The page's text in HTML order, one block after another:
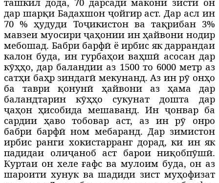
дар шарқи Бадахшон ҷойгир аст. Дар асл ин
70 % ҳудуди Тоҷикистон ва тақрибан 3%
мавзеи муосири ҷаҳонии ин ҳайвони нодир
мебошад. Бабри барфӣ ё ирбис як даррандаи
калон буда, ин гурбаҳои ваҳшӣ асосан дар
кӯҳҳо, дар баландии аз 1500 то 6000 метр аз
сатҳи баҳр зиндагӣ мекунанд. Аз ин рӯ онҳо
ба таври қонунӣ ҳайвони аз ҳама дар
баландтарин кӯҳҳо сукунат дошта дар
ҷаҳон ҳисобида мешаванд. Ин ҷонвар ба
сардии ҳаво тобовар аст, аз ин рӯ онро
бабри барфӣ ном мебаранд. Дар зимистон
ирбис ранги хокистарранг дорад, ки ин як
падидаи олиҷаноб аст барои ниқобпӯшӣ.
Куртаи он хеле ғафс ва мулоим буда, он аз
шароити хунук ва шадиди зист муҳофизат